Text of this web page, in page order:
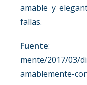
amable y
fallas.
Fuente:
mente/2017/03/
amablemente-